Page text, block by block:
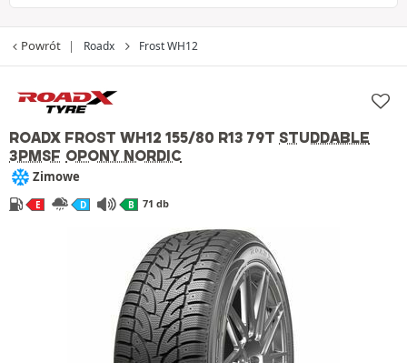
Powrót Roadx Frost WH12
ROADX FROST WH12 155/80 R13 79T STUDDABLE
3PMSF OPONY NORDIC
Zimowe
E D B 71 db